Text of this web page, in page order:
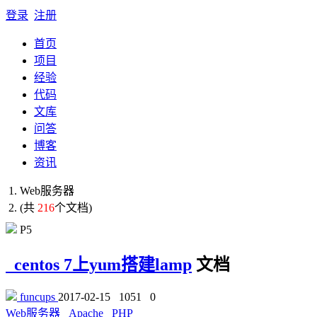
登录 注册
首页
项目
经验
代码
文库
问答
博客
资讯
Web服务器
(共 216个文档)
P5
centos 7上yum搭建lamp 文档
funcups 2017-02-15 1051
0
Web服务器
Apache PHP